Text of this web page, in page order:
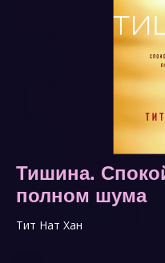
Тишина.
полном шума
Тит Нат Хан